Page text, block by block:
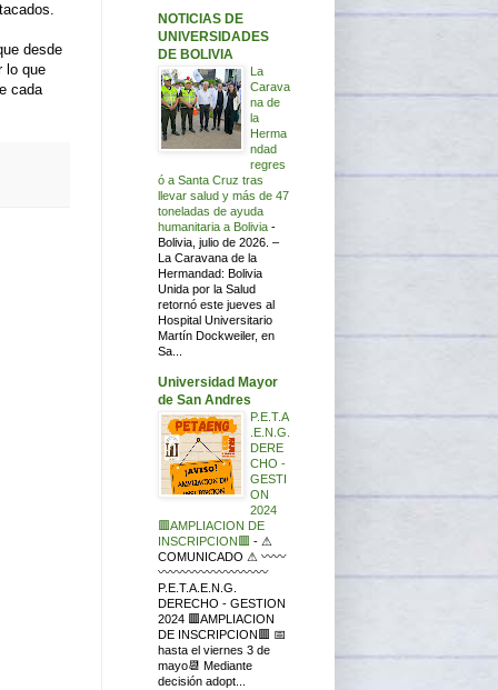
desde
lo que
cada
NOTICIAS DE
UNIVERSIDADES
DE BOLIVIA
La
Carava
na de
la
Herma
ndad
regres
ó a Santa Cruz tras
llevar salud y más de 47
toneladas de ayuda
humanitaria a Bolivia -
Bolivia, julio de 2026. –
La Caravana de la
Hermandad: Bolivia
Unida por la Salud
retornó este jueves al
Hospital Universitario
Martín Dockweiler, en
Sa...
Universidad Mayor
de San Andres
P.E.T.A
.E.N.G.
DERE
CHO -
GESTI
ON
2024
🟥AMPLIACION DE
INSCRIPCION🟥 - ⚠
COMUNICADO ⚠ 〰〰
〰〰〰〰〰〰〰〰〰
P.E.T.A.E.N.G.
DERECHO - GESTION
2024 🟥AMPLIACION
DE INSCRIPCION🟥 📅
hasta el viernes 3 de
mayo📆 Mediante
decisión adopt...